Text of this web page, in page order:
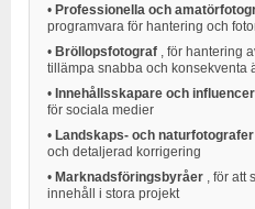
• Professionella och
programvara för hantering och
• Bröllopsfotograf
, för hantering
tillämpa snabba och konsekventa
• Innehållsskapare och influencer
för sociala medier
• Landskaps- och naturfotografer
och detaljerad korrigering
• Marknadsföringsbyråer
, för
innehåll i stora projekt